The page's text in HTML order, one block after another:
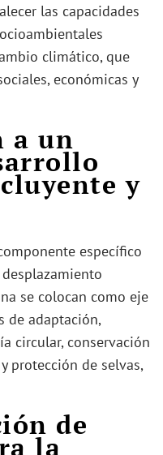
las capacidades
climático, que
económicas y
a un
y
específico
se colocan como eje
de adaptación,
circular, conservación
protección de selvas,
de
la